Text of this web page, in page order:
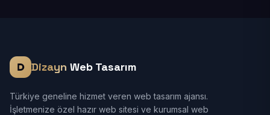
Dizayn Web Tasarım
Türkiye geneline hizmet veren web tasarım ajansı.
İşletmenize özel hazır web sitesi ve kurumsal web